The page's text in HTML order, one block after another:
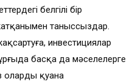
белгілі бір
таныссыздар.
инвестициялар
басқа да мәселелерге
оларды қуана